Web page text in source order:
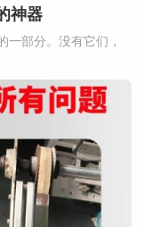
神器
一部分。没有它们，